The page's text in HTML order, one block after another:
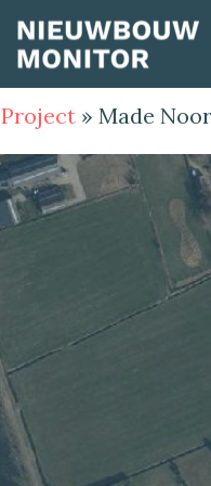
Project » Made